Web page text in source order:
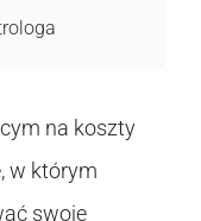
na koszty
w którym
swoje